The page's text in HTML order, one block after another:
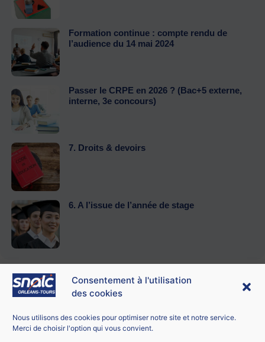
Consentement à l'utilisation
des cookies
Nous utilisons des cookies pour optimiser notre site et notre service.
Merci de choisir l'option qui vous convient.
Formation continue : compte rendu de
l’audience du 14 mai 2024
Passer le CRPE en 2026 ? (Bac+5 externe,
interne, 3e concours)
7. Droits & devoirs
6. A l’issue de l’année de stage
Contacter le SNALC Orléans-Tours
21 bis rue George Sand
18100 Vierzon